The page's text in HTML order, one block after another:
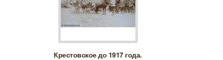
Крестовское до 1917 года.